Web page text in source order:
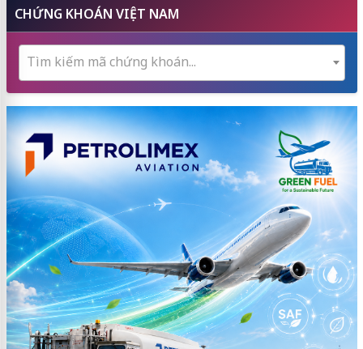
CHỨNG KHOÁN VIỆT NAM
Tìm kiếm mã chứng khoán...